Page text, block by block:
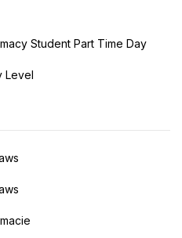
Student Part Time Day
Level